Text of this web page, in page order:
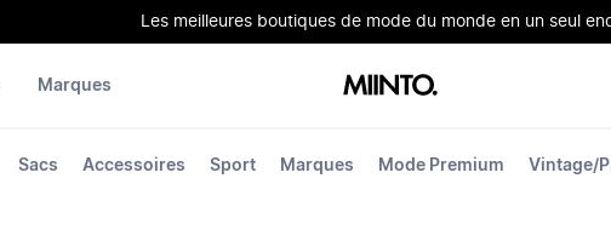
Les meilleures boutiques de mode du monde en un seul
Sacs Accessoires Sport Marques Mode Premium Vintage/
Marques